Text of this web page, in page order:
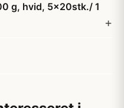
g, hvid, 5x20stk./ 1